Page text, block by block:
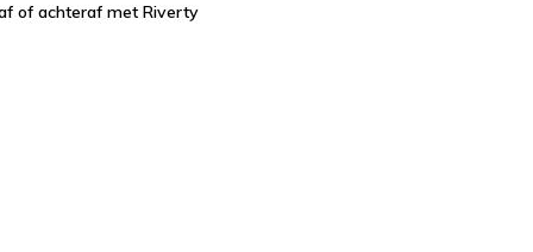
of achteraf met Riverty